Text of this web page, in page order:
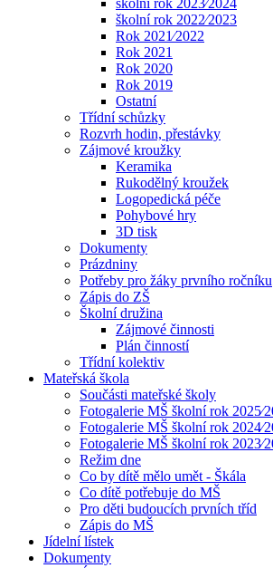
školní rok 2023⁄2024
školní rok 2022⁄2023
Rok 2021⁄2022
Rok 2021
Rok 2020
Rok 2019
Ostatní
Třídní schůzky
Rozvrh hodin, přestávky
Zájmové kroužky
Keramika
Rukodělný kroužek
Logopedická péče
Pohybové hry
3D tisk
Dokumenty
Prázdniny
Potřeby pro žáky prvního ročníku
Zápis do ZŠ
Školní družina
Zájmové činnosti
Plán činností
Třídní kolektiv
Mateřská škola
Součásti mateřské školy
Fotogalerie MŠ školní rok
Fotogalerie MŠ školní rok
Fotogalerie MŠ školní rok
Režim dne
Co by dítě mělo umět - Škála
Co dítě potřebuje do MŠ
Pro děti budoucích prvních tříd
Zápis do MŠ
Jídelní lístek
Dokumenty